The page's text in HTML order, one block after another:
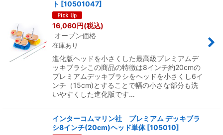
ト [10501047]
16,060円(税込)
オープン価格
在庫あり
進化版ヘッドを小さくした最高級プレミアムデ
ッキブラシこの商品の特徴は8インチ約20cmの
プレミアムデッキブラシをヘッドを小さくし6イ
ンチ（15cm)とすることで幅の小さな部分も洗
いやすくした進化版です…
インターコムマリン社 プレミアム デッキブラ
シ8インチ(20cm)ヘッド単体 [105010]